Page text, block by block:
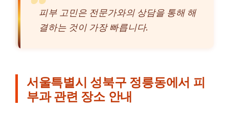
피부 고민은 전문가와의 상담을 통해 해
결하는 것이 가장 빠릅니다.
서울특별시 성북구 정릉동에서 피
부과 관련 장소 안내